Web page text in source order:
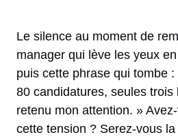
Le silence au moment de
manager qui lève les yeux
puis cette phrase qui tombe
80 candidatures, seules trois
retenu mon attention. »
cette tension ? Serez-vous